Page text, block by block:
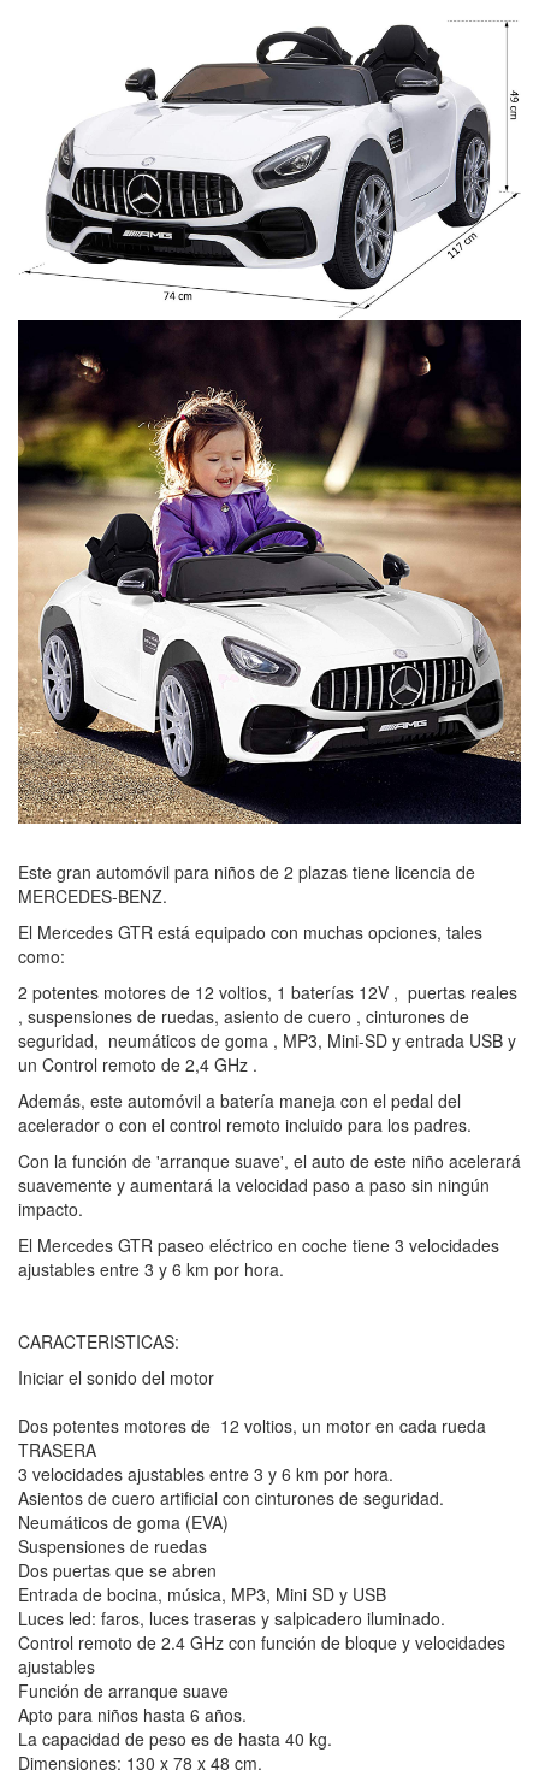
Este gran automóvil para niños de 2 plazas tiene licencia de
MERCEDES-BENZ.
El Mercedes GTR está equipado con muchas opciones, tales
como:
2 potentes motores de 12 voltios, 1 baterías 12V , puertas reales
, suspensiones de ruedas, asiento de cuero , cinturones de
seguridad, neumáticos de goma , MP3, Mini-SD y entrada USB y
un Control remoto de 2,4 GHz .
Además, este automóvil a batería maneja con el pedal del
acelerador o con el control remoto incluido para los padres.
Con la función de 'arranque suave', el auto de este niño acelerará
suavemente y aumentará la velocidad paso a paso sin ningún
impacto.
El Mercedes GTR paseo eléctrico en coche tiene 3 velocidades
ajustables entre 3 y 6 km por hora.
CARACTERISTICAS:
Iniciar el sonido del motor
Dos potentes motores de 12 voltios, un motor en cada rueda
TRASERA
3 velocidades ajustables entre 3 y 6 km por hora.
Asientos de cuero artificial con cinturones de seguridad.
Neumáticos de goma (EVA)
Suspensiones de ruedas
Dos puertas que se abren
Entrada de bocina, música, MP3, Mini SD y USB
Luces led: faros, luces traseras y salpicadero iluminado.
Control remoto de 2.4 GHz con función de bloque y velocidades
ajustables
Función de arranque suave
Apto para niños hasta 6 años.
La capacidad de peso es de hasta 40 kg.
Dimensiones: 130 x 78 x 48 cm.